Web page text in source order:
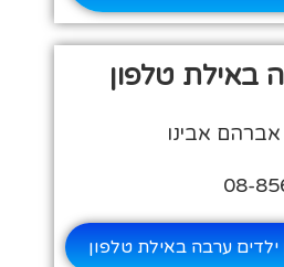
באילת טלפון
אבינו
ערבה באילת טלפון